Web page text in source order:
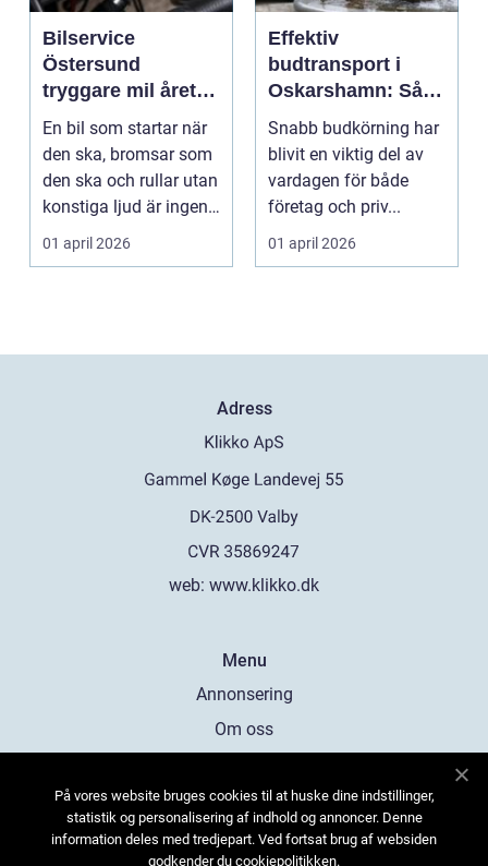
Bilservice
Östersund
tryggare mil året
runt
En bil som startar när
den ska, bromsar som
den ska och rullar utan
konstiga ljud är ingen
självklar...
01 april 2026
Effektiv
budtransport i
Oskarshamn: Så
väljer företag och
privatpersoner rätt
lösning
Snabb budkörning har
blivit en viktig del av
vardagen för både
företag och priv...
01 april 2026
Adress
web: www.klikko.dk
Menu
Annonsering
Om oss
Kontakta oss
Sitemap
På vores website bruges cookies til at huske dine indstillinger,
statistik og personalisering af indhold og annoncer. Denne
information deles med tredjepart. Ved fortsat brug af websiden
godkender du cookiepolitikken.